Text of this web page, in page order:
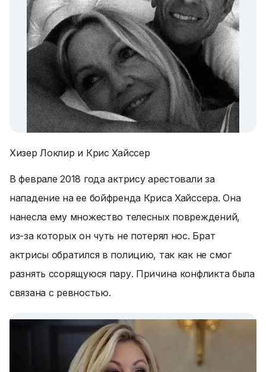
Хизер Локлир и Крис Хайссер
В феврале 2018 года актрису арестовали за
нападение на ее бойфренда Криса Хайссера. Она
нанесла ему множество телесных повреждений,
из-за которых он чуть не потерял нос. Брат
актрисы обратился в полицию, так как не смог
разнять ссорящуюся пару. Причина конфликта была
связана с ревностью.